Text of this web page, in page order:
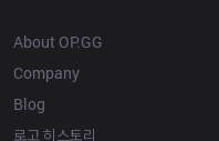
About OP.GG
Company
Blog
로고 히스토리